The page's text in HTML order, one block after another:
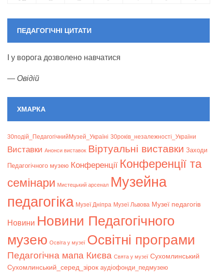
ПЕДАГОГІЧНІ ЦИТАТИ
І у ворога дозволено навчатися
— Овідій
ХМАРКА
30подій_ПедагогічнийМузей_Україні 30років_незалежності_України
Bиставки Анонси виставок Віртуальні виставки Заходи
Педагогічного музею Конференції Конференції та
семінари Мистецький арсенал Музейна
педагогіка Музеї Дніпра Музеї Львова Музеї педагогів
Новини Новини Педагогічного
музею Освіта у музеї Освітні програми
Педагогічна мапа Києва Свята у музеї Сухомлинський
Сухомлинський_серед_зірок аудіофонди_педмузею